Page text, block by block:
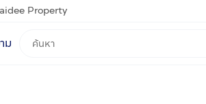
Property
ม